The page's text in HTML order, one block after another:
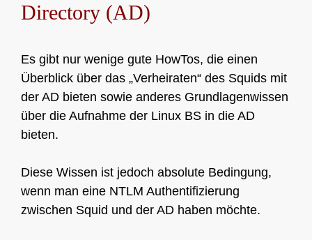
Directory (AD)
Es gibt nur wenige gute HowTos, die einen
Überblick über das „Verheiraten“ des Squids mit
der AD bieten sowie anderes Grundlagenwissen
über die Aufnahme der Linux BS in die AD
bieten.
Diese Wissen ist jedoch absolute Bedingung,
wenn man eine NTLM Authentifizierung
zwischen Squid und der AD haben möchte.